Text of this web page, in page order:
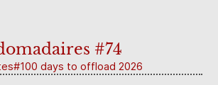
#74
100 days to offload 2026